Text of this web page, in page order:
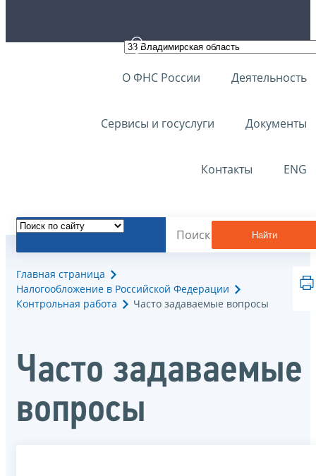
О ФНС России Деятельность
Сервисы и госуслуги Документы
Контакты ENG
Найти
Главная страница
Налогообложение в Российской Федерации
Контрольная работа
Часто задаваемые вопросы
Часто задаваемые
вопросы